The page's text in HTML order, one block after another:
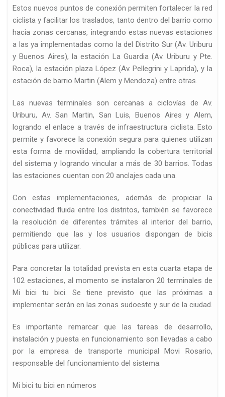
d
Estos nuevos puntos de conexión permiten fortalecer la red
ciclista y facilitar los traslados, tanto dentro del barrio como
hacia zonas cercanas, integrando estas nuevas estaciones
a las ya implementadas como la del Distrito Sur (Av. Uriburu
y Buenos Aires), la estación La Guardia (Av. Uriburu y Pte.
Roca), la estación plaza López (Av. Pellegrini y Laprida), y la
estación de barrio Martin (Alem y Mendoza) entre otras.
Las nuevas terminales son cercanas a ciclovías de Av.
Uriburu, Av. San Martin, San Luis, Buenos Aires y Alem,
logrando el enlace a través de infraestructura ciclista. Esto
permite y favorece la conexión segura para quienes utilizan
esta forma de movilidad, ampliando la cobertura territorial
del sistema y logrando vincular a más de 30 barrios. Todas
las estaciones cuentan con 20 anclajes cada una.
Con estas implementaciones, además de propiciar la
conectividad fluida entre los distritos, también se favorece
la resolución de diferentes trámites al interior del barrio,
permitiendo que las y los usuarios dispongan de bicis
públicas para utilizar.
Para concretar la totalidad prevista en esta cuarta etapa de
102 estaciones, al momento se instalaron 20 terminales de
Mi bici tu bici. Se tiene previsto que las próximas a
implementar serán en las zonas sudoeste y sur de la ciudad.
Es importante remarcar que las tareas de desarrollo,
instalación y puesta en funcionamiento son llevadas a cabo
por la empresa de transporte municipal Movi Rosario,
responsable del funcionamiento del sistema.
Mi bici tu bici en números